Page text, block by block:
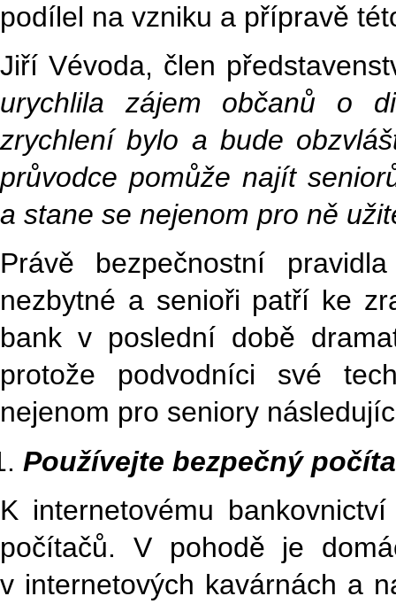
podílel na vzniku a přípravě
Jiří Vévoda, člen
urychlila zájem občanů o
zrychlení bylo a bude
průvodce pomůže najít
a stane se nejenom pro ně
Právě bezpečnostní
nezbytné a senioři patří ke
bank v poslední době
protože podvodníci své
nejenom pro seniory
Používejte bezpečný
K internetovému
počítačů. V pohodě je
v internetových kavárnách a